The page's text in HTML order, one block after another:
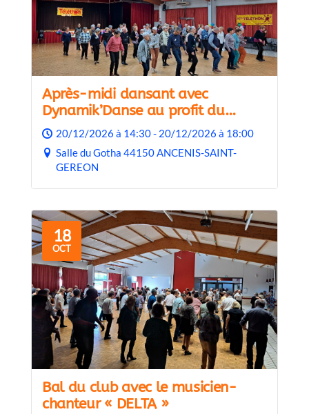
Après-midi dansant avec
Dynamik’Danse au profit du
TELETHON
20/12/2026 à 14:30 - 20/12/2026 à 18:00
Salle du Gotha 44150 ANCENIS-SAINT-
GEREON
18
OCT
Bal du club avec le musicien-
chanteur « DELTA »